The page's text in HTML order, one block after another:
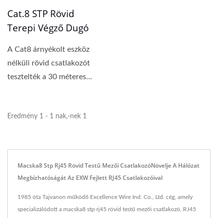
Cat.8 STP Rövid
Terepi Végző Dugó
A Cat8 árnyékolt eszköz
nélküli rövid csatlakozót
tesztelték a 30 méteres
Eredmény 1 - 1 nak,-nek 1
Macska8 Stp Rj45 Rövid Testű Mezői CsatlakozóNövelje A Hálózat
Megbízhatóságát Az EXW Fejlett RJ45 Csatlakozóival
1985 óta Tajvanon működő Excellence Wire Ind. Co., Ltd. cég, amely
specializálódott a macska8 stp rj45 rövid testű mezői csatlakozó, RJ45